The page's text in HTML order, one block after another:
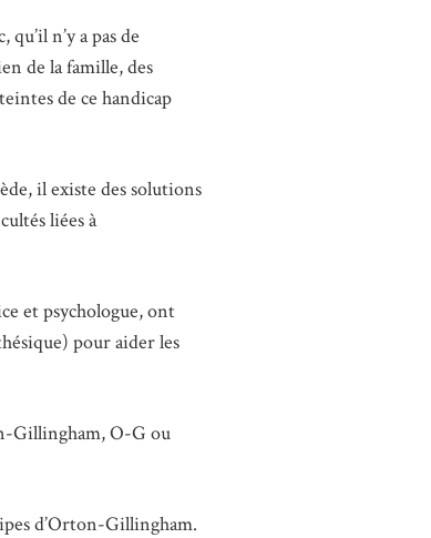
n’y a pas de
de la famille, des
de ce handicap
il existe des solutions
liées à
et psychologue, ont
pour aider les
Gillingham, O-G ou
d’Orton-Gillingham.